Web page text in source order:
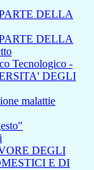
DELLA
DELLA
Tecnologico -
DEGLI
malattie
DEGLI
E DI